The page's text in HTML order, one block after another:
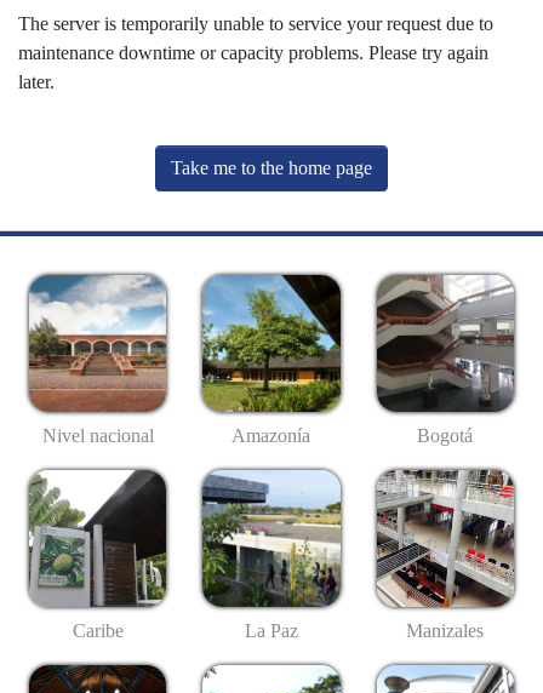
The server is temporarily unable to service your request due to
maintenance downtime or capacity problems. Please try again
later.
Take me to the home page
Nivel nacional Amazonía Bogotá
Caribe La Paz Manizales